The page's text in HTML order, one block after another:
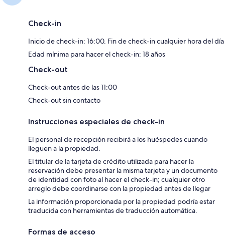
Check-in
Inicio de check-in: 16:00. Fin de check-in cualquier hora del día
Edad mínima para hacer el check-in: 18 años
Check-out
Check-out antes de las 11:00
Check-out sin contacto
Instrucciones especiales de check-in
El personal de recepción recibirá a los huéspedes cuando
lleguen a la propiedad.
El titular de la tarjeta de crédito utilizada para hacer la
reservación debe presentar la misma tarjeta y un documento
de identidad con foto al hacer el check-in; cualquier otro
arreglo debe coordinarse con la propiedad antes de llegar
La información proporcionada por la propiedad podría estar
traducida con herramientas de traducción automática.
Formas de acceso